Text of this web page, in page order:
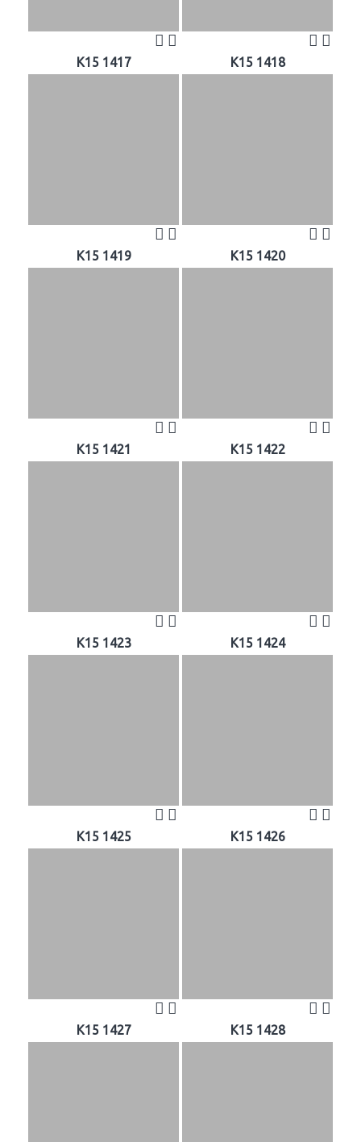
K15 1417 K15 1418
K15 1419 K15 1420
K15 1421 K15 1422
K15 1423 K15 1424
K15 1425 K15 1426
K15 1427 K15 1428